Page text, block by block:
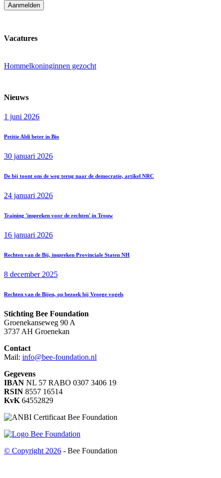
Aanmelden
Vacatures
Hommelkoninginnen gezocht
Nieuws
1 juni 2026
Petitie Aldi beter in Bio
30 januari 2026
De bij toont ons de weg terug naar de democratie, artikel NRC
24 januari 2026
Training 'inspreken voor de rechten' in Trouw
16 januari 2026
Rechten van de Bij, inspreken Provinciale Staten NH
8 december 2025
Rechten van de Bijen, op bezoek bij Vroege vogels
Stichting Bee Foundation
Groenekanseweg 90 A
3737 AH Groenekan
Contact
Mail: info@bee-foundation.nl
Gegevens
IBAN NL 57 RABO 0307 3406 19
RSIN 8557 16514
KvK 64552829
© Copyright 2026 - Bee Foundation